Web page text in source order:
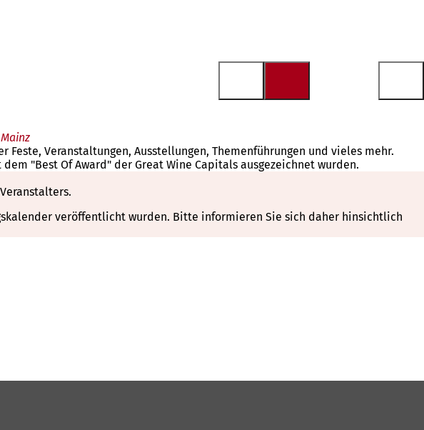
Veranstaltungen, Ausstellungen, Themenführungen und vieles mehr.
"Best Of Award" der Great Wine Capitals ausgezeichnet wurden.
veröffentlicht wurden. Bitte informieren Sie sich daher hinsichtlich